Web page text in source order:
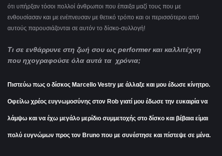
ότι υπήρξαν τόσοι πολλοί άνθρωποι που έπαιξα μαζί τους που με
ενθουσίασαν και με ενέπνευσαν με θετικό τρόπο και οι περισσότεροι από
αυτούς παρουσιάζονται σε αυτόν το δίσκο-συλλογή!
Τι σε ενθάρρυνε στη ζωή σου ως performer και καλλιτέχνη
που ηχογραφούσε όλα αυτά τα χρόνια;
Πιστεύω πως ο δίσκος Marcello Vestry με άλλαξε και μου έδωσε κίνητρο.
Οφείλω χρέος ευγνωμοσύνης στον Rob γιατί μου έδωσε την ευκαιρία να
λάμψω και να έχω μεγάλο μερίδιο συμμετοχής στο δίσκο και βέβαια είμαι
πολύ ευγνώμων προς τον Bruno που με συνέστησε και πίστεψε σε μένα.